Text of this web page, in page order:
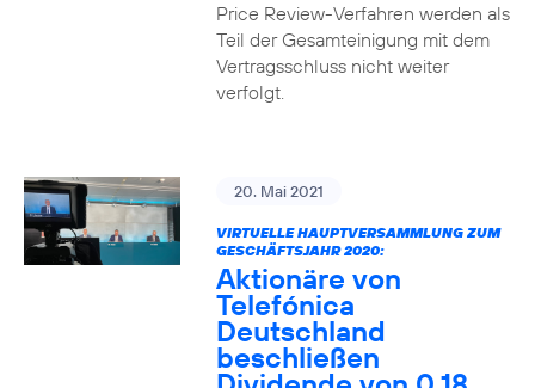
Price Review-Verfahren werden als
Teil der Gesamteinigung mit dem
Vertragsschluss nicht weiter
verfolgt.
20. Mai 2021
VIRTUELLE HAUPTVERSAMMLUNG ZUM
GESCHÄFTSJAHR 2020:
Aktionäre von
Telefónica
Deutschland
beschließen